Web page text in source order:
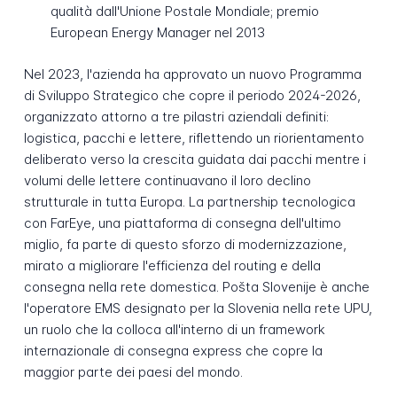
qualità dall'Unione Postale Mondiale; premio
European Energy Manager nel 2013
Nel 2023, l'azienda ha approvato un nuovo Programma
di Sviluppo Strategico che copre il periodo 2024-2026,
organizzato attorno a tre pilastri aziendali definiti:
logistica, pacchi e lettere, riflettendo un riorientamento
deliberato verso la crescita guidata dai pacchi mentre i
volumi delle lettere continuavano il loro declino
strutturale in tutta Europa. La partnership tecnologica
con FarEye, una piattaforma di consegna dell'ultimo
miglio, fa parte di questo sforzo di modernizzazione,
mirato a migliorare l'efficienza del routing e della
consegna nella rete domestica. Pošta Slovenije è anche
l'operatore EMS designato per la Slovenia nella rete UPU,
un ruolo che la colloca all'interno di un framework
internazionale di consegna express che copre la
maggior parte dei paesi del mondo.